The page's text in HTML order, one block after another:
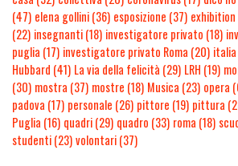
(47) elena gollini(36) esposizione (37) exhibition
(22) insegnanti(18) investigatore privato (18)
puglia (17) investigatore privato Roma (20) italia
Hubbard (41) La via della felicità (29) LRH (19)
(30) mostra (37) mostre (18) Musica (23) opera
padova (17) personale (26) pittore (19) pittura
Puglia (16) quadri(29) quadro (33) roma (18)
studenti(23)volontari(37)